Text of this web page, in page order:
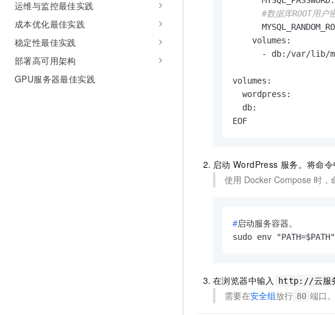
运维与监控最佳实践
成本优化最佳实践
稳定性最佳实践
部署高可用架构
GPU服务器最佳实践
#数据库ROOT用户
    volumes:
- db:/var/lib/
volumes:
  wordpress:
  db:
EOF
启动 WordPress 服务。将命
使用 Docker Compose 时，
#启动服务容器。
sudo env
在浏览器中输入 http://云服
需要在安全组放行 80 端口。